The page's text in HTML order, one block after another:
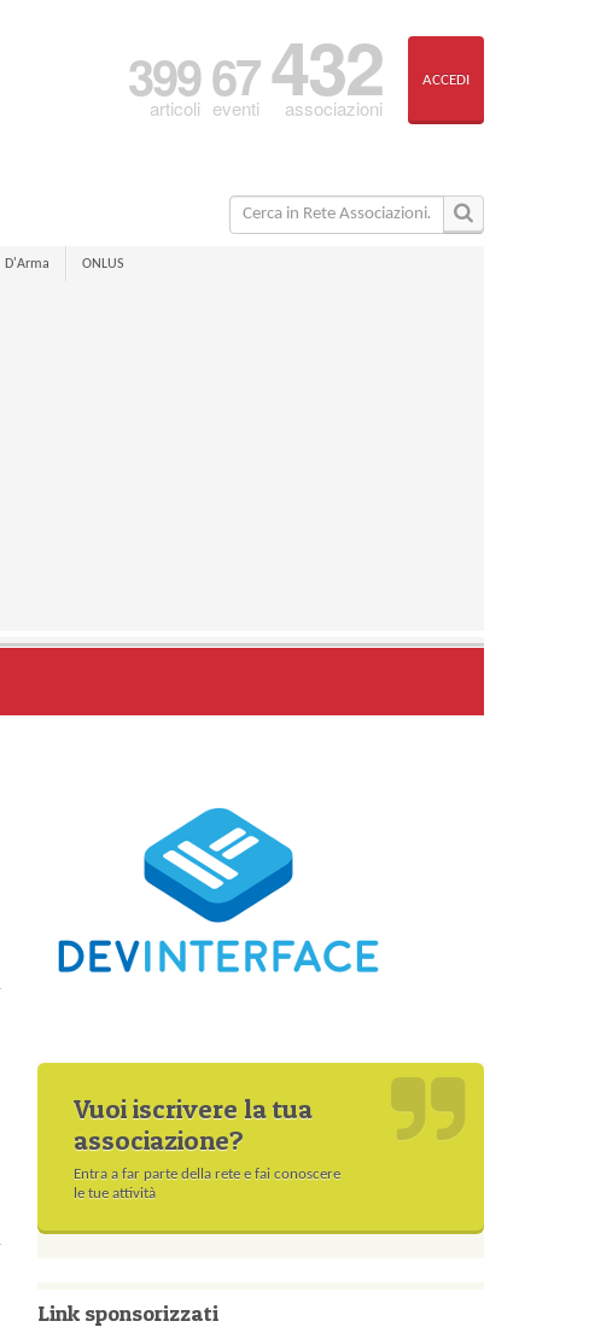
399
articoli 67
eventi 432
associazioni
ACCEDI
D'Arma ONLUS
Vuoi iscrivere la tua
associazione?
Entra a far parte della rete e fai conoscere
le tue attività
Link sponsorizzati